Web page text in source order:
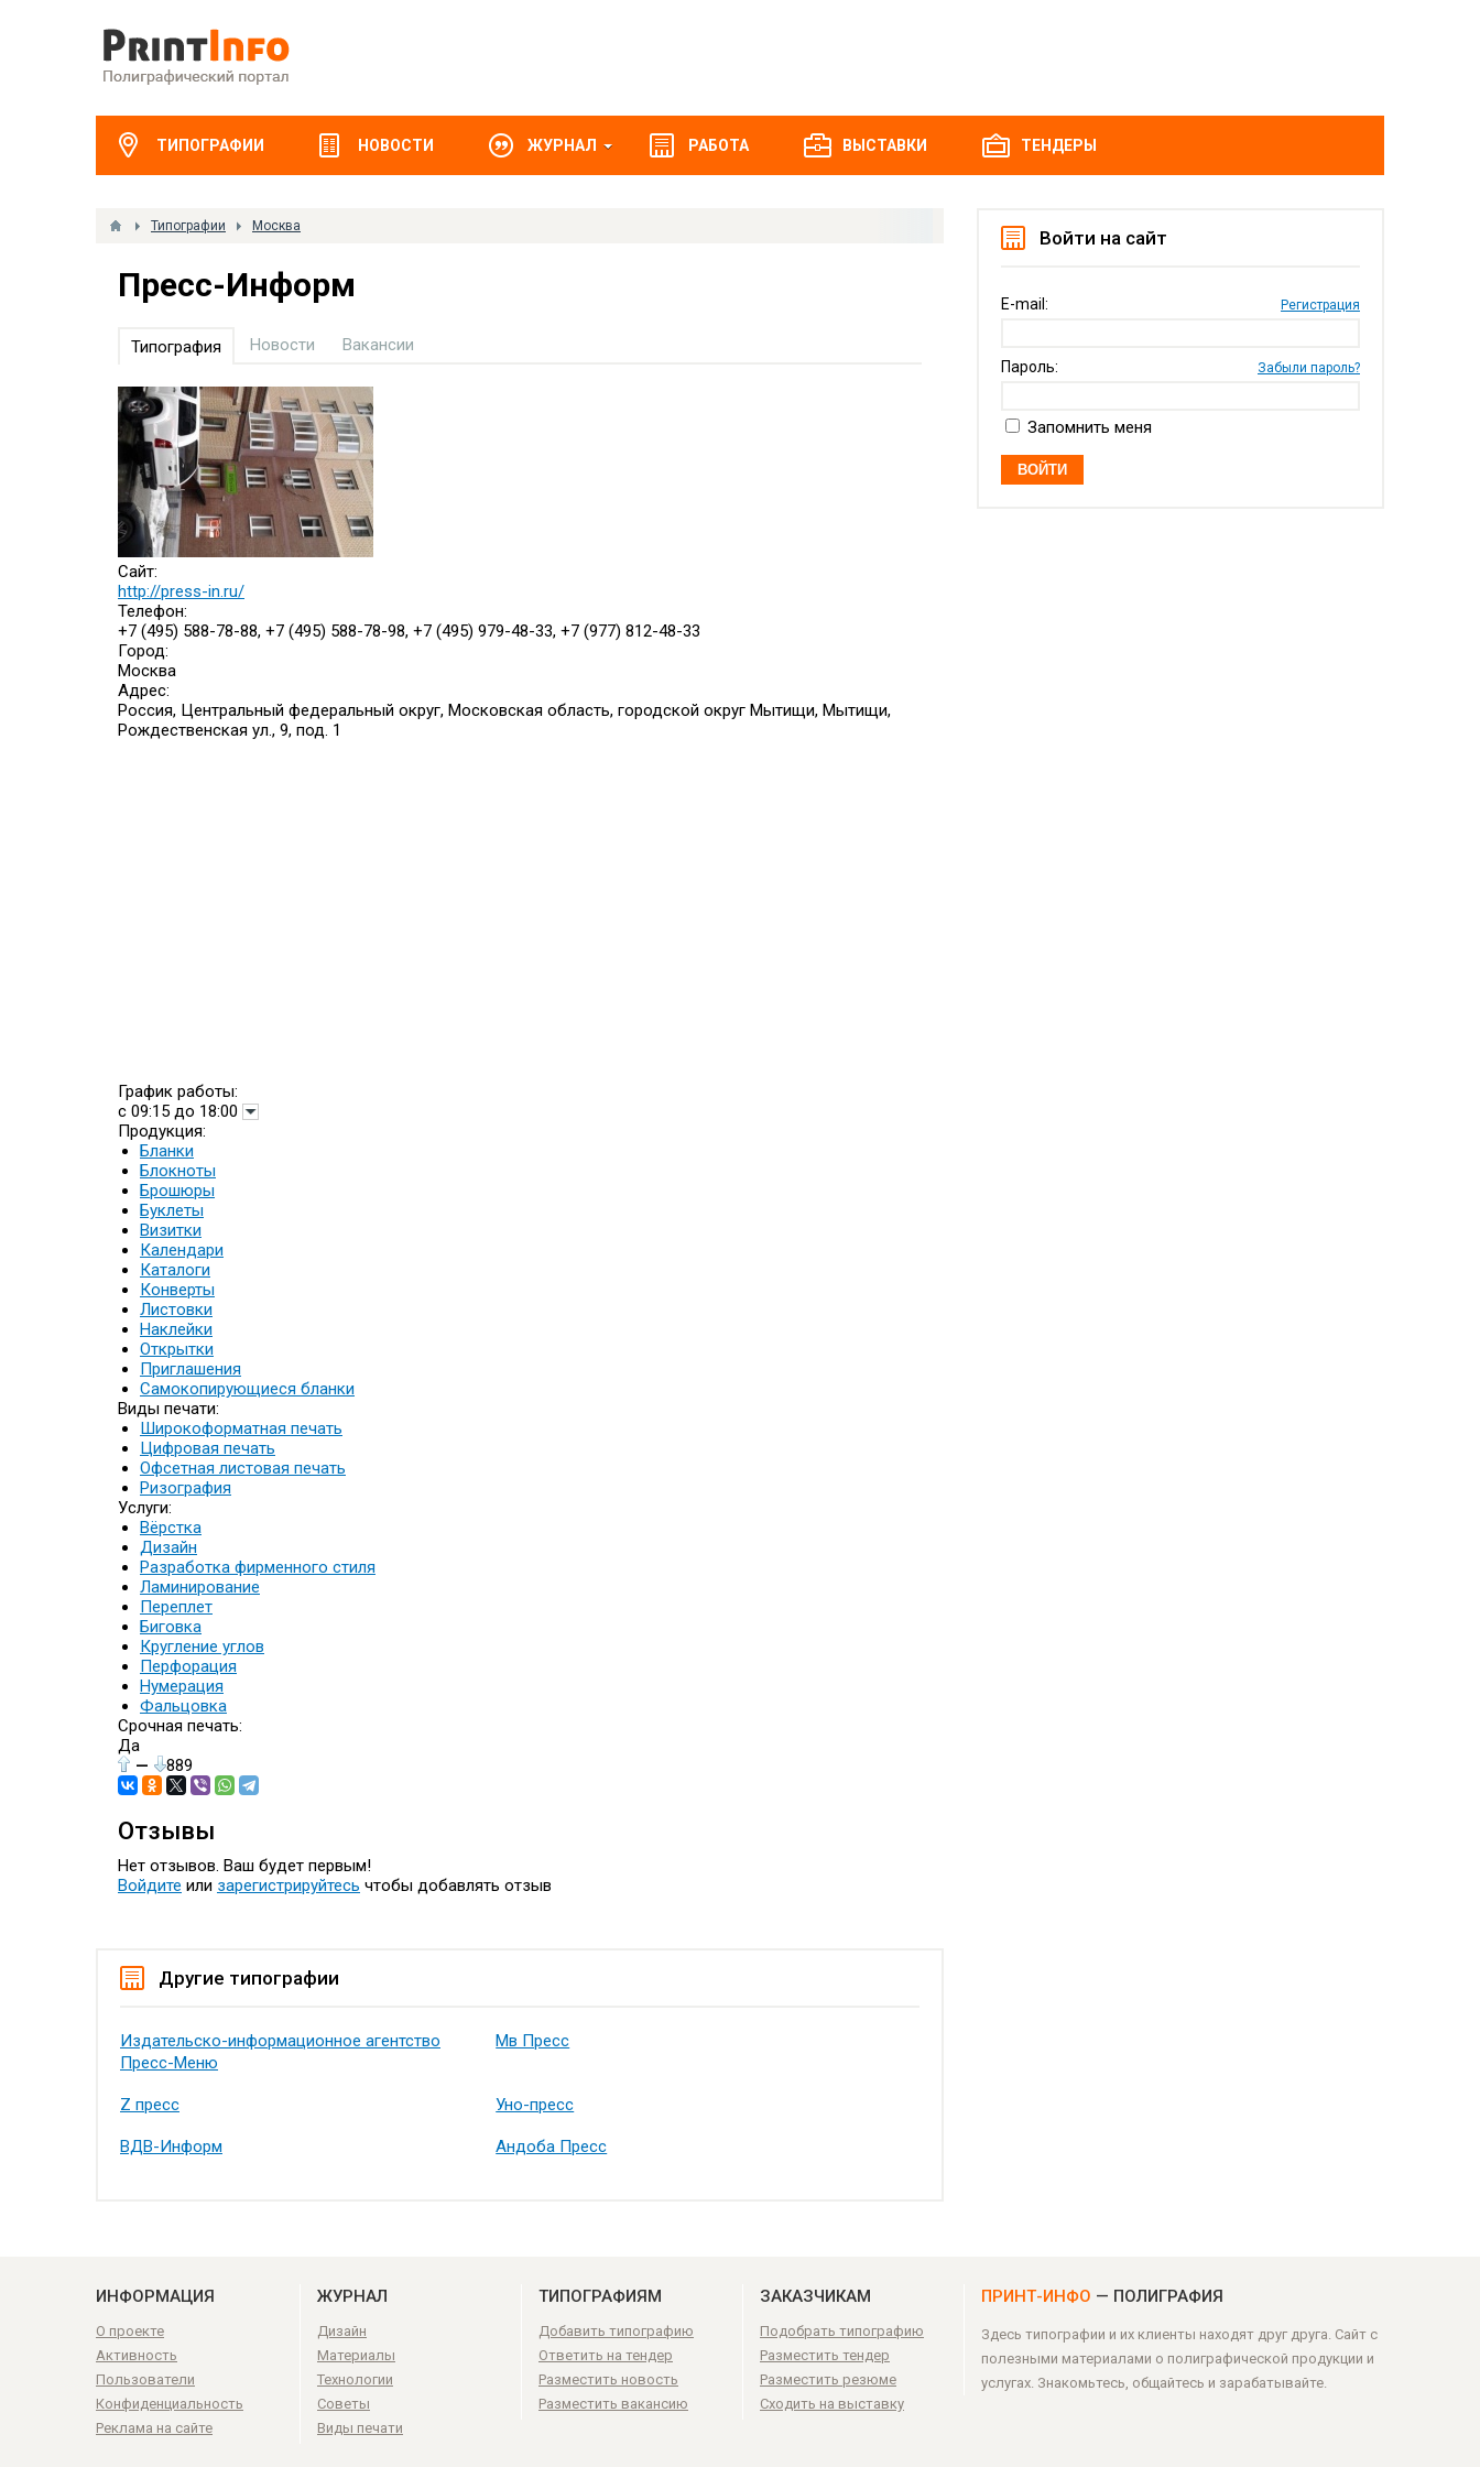
ТИПОГРАФИИ НОВОСТИ ЖУРНАЛ РАБОТА ВЫСТАВКИ ТЕНДЕРЫ
Типографии Москва
Пресс-Информ
Типография Новости Вакансии
Сайт:
http://press-in.ru/
Телефон:
+7 (495) 588-78-88, +7 (495) 588-78-98, +7 (495) 979-48-33, +7 (977) 812-48-33
Город:
Москва
Адрес:
Россия, Центральный федеральный округ, Московская область, городской округ Мытищи, Мытищи,
Рождественская ул., 9, под. 1
График работы:
с 09:15 до 18:00
Продукция:
Бланки
Блокноты
Брошюры
Буклеты
Визитки
Календари
Каталоги
Конверты
Листовки
Наклейки
Открытки
Приглашения
Самокопирующиеся бланки
Виды печати:
Широкоформатная печать
Цифровая печать
Офсетная листовая печать
Ризография
Услуги:
Вёрстка
Дизайн
Разработка фирменного стиля
Ламинирование
Переплет
Биговка
Кругление углов
Перфорация
Нумерация
Фальцовка
Срочная печать:
Да
—
889
Отзывы
Нет отзывов. Ваш будет первым!
Войдите или зарегистрируйтесь чтобы добавлять отзыв
Другие типографии
Издательско-информационное агентство
Пресс-Меню
Мв Пресс
Z пресс Уно-пресс
ВДВ-Информ Андоба Пресс
Войти на сайт
E-mail: Регистрация
Пароль: Забыли пароль?
Запомнить меня
ИНФОРМАЦИЯ
О проекте
Активность
Пользователи
Конфиденциальность
Реклама на сайте
ЖУРНАЛ
Дизайн
Материалы
Технологии
Советы
Виды печати
ТИПОГРАФИЯМ
Добавить типографию
Ответить на тендер
Разместить новость
Разместить вакансию
ЗАКАЗЧИКАМ
Подобрать типографию
Разместить тендер
Разместить резюме
Сходить на выставку
ПРИНТ-ИНФО — ПОЛИГРАФИЯ
Здесь типографии и их клиенты находят друг друга. Сайт с
полезными материалами о полиграфической продукции и
услугах. Знакомьтесь, общайтесь и зарабатывайте.